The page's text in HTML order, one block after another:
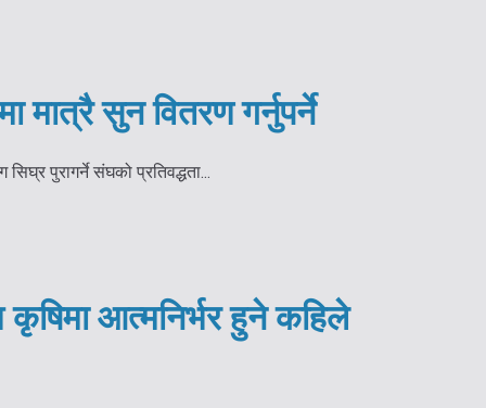
मात्रै सुन वितरण गर्नुपर्ने
सिघ्र पुरागर्ने संघको प्रतिवद्धता...
कृषिमा आत्मनिर्भर हुने कहिले